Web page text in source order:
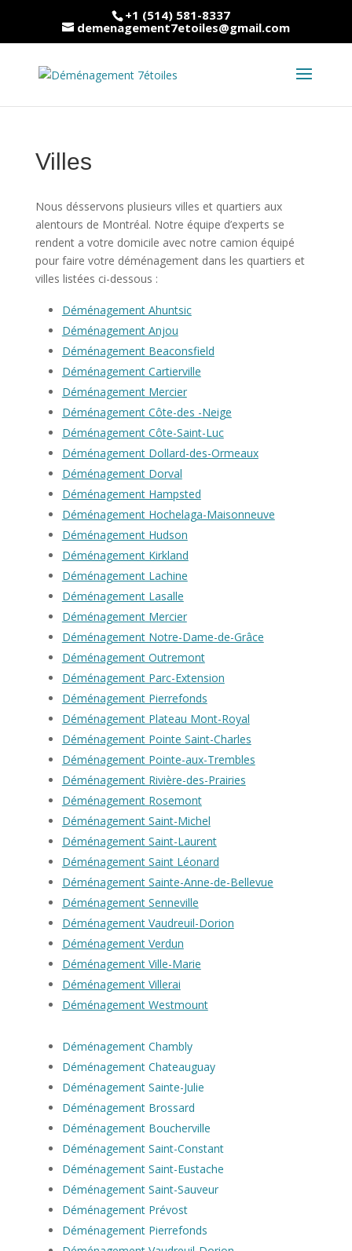
+1 (514) 581-8337
demenagement7etoiles@gmail.com
Villes
Nous désservons plusieurs villes et quartiers aux
alentours de Montréal. Notre équipe d’experts se
rendent a votre domicile avec notre camion équipé
pour faire votre déménagement dans les quartiers et
villes listées ci-dessous :
Déménagement Ahuntsic
Déménagement Anjou
Déménagement Beaconsfield
Déménagement Cartierville
Déménagement Mercier
Déménagement Côte-des -Neige
Déménagement Côte-Saint-Luc
Déménagement Dollard-des-Ormeaux
Déménagement Dorval
Déménagement Hampsted
Déménagement Hochelaga-Maisonneuve
Déménagement Hudson
Déménagement Kirkland
Déménagement Lachine
Déménagement Lasalle
Déménagement Mercier
Déménagement Notre-Dame-de-Grâce
Déménagement Outremont
Déménagement Parc-Extension
Déménagement Pierrefonds
Déménagement Plateau Mont-Royal
Déménagement Pointe Saint-Charles
Déménagement Pointe-aux-Trembles
Déménagement Rivière-des-Prairies
Déménagement Rosemont
Déménagement Saint-Michel
Déménagement Saint-Laurent
Déménagement Saint Léonard
Déménagement Sainte-Anne-de-Bellevue
Déménagement Senneville
Déménagement Vaudreuil-Dorion
Déménagement Verdun
Déménagement Ville-Marie
Déménagement Villerai
Déménagement Westmount
Déménagement Chambly
Déménagement Chateauguay
Déménagement Sainte-Julie
Déménagement Brossard
Déménagement Boucherville
Déménagement Saint-Constant
Déménagement Saint-Eustache
Déménagement Saint-Sauveur
Déménagement Prévost
Déménagement Pierrefonds